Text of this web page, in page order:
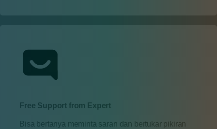
Free Support from Expert
Bisa bertanya meminta saran dan bertukar pikiran